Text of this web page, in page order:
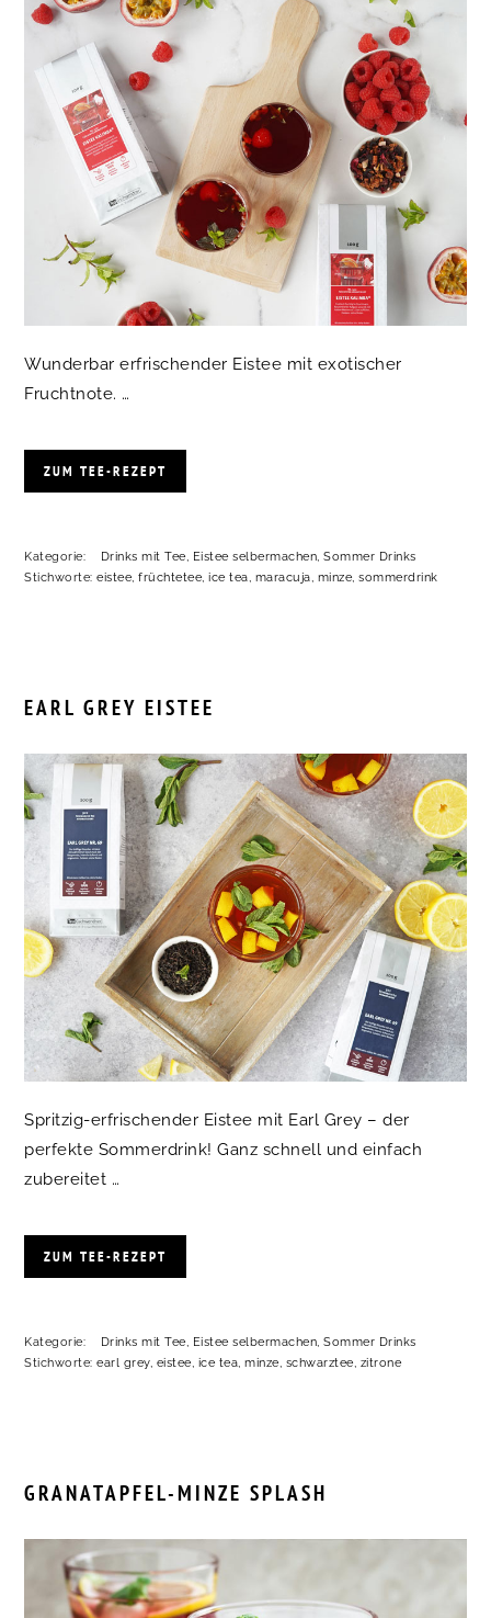
Wunderbar erfrischender Eistee mit exotischer
Fruchtnote. …
ZUM TEE-REZEPT
Kategorie: Drinks mit Tee Eistee selbermachen ,Sommer Drinks
Stichworte:eistee ,früchtetee ,ice tea maracuja minze ,sommerdrink
EARL GREY EISTEE
Spritzig-erfrischender Eistee mit Earl Grey – der
perfekte Sommerdrink! Ganz schnell und einfach
zubereitet …
ZUM TEE-REZEPT
Kategorie: Drinks mit Tee, Eistee selbermachen,Sommer Drinks
Stichworte:earl grey, eistee, ice tea,minze, schwarztee, zitrone
GRANATAPFEL-MINZE SPLASH